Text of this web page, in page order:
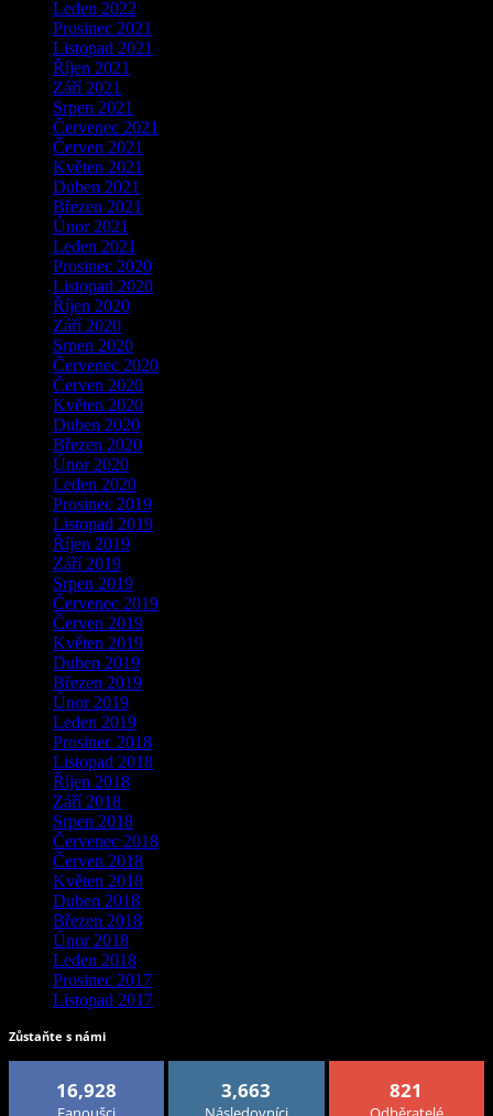
Leden 2022
Prosinec 2021
Listopad 2021
Říjen 2021
Září 2021
Srpen 2021
Červenec 2021
Červen 2021
Květen 2021
Duben 2021
Březen 2021
Únor 2021
Leden 2021
Prosinec 2020
Listopad 2020
Říjen 2020
Září 2020
Srpen 2020
Červenec 2020
Červen 2020
Květen 2020
Duben 2020
Březen 2020
Únor 2020
Leden 2020
Prosinec 2019
Listopad 2019
Říjen 2019
Září 2019
Srpen 2019
Červenec 2019
Červen 2019
Květen 2019
Duben 2019
Březen 2019
Únor 2019
Leden 2019
Prosinec 2018
Listopad 2018
Říjen 2018
Září 2018
Srpen 2018
Červenec 2018
Červen 2018
Květen 2018
Duben 2018
Březen 2018
Únor 2018
Leden 2018
Prosinec 2017
Listopad 2017
Zůstaňte s námi
16,928 3,663 821